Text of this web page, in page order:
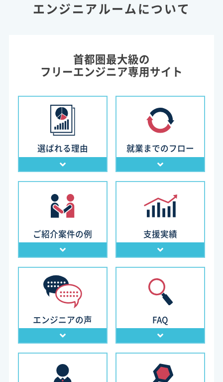
エンジニアルームについて
首都圏最大級の
フリーエンジニア専用サイト
選ばれる理由 就業までのフロー
ご紹介案件の例 支援実績
エンジニアの声 FAQ